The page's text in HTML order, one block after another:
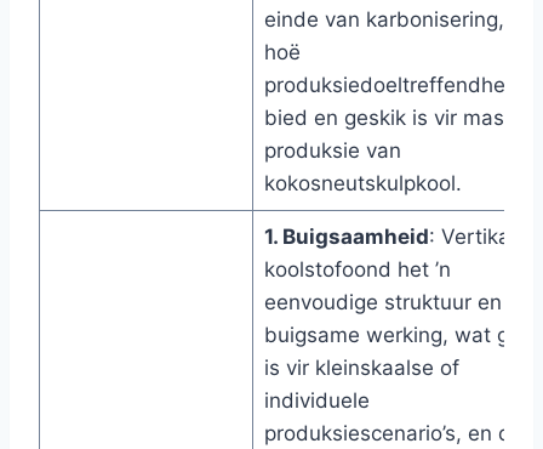
einde van karbonisering,
hoë
produksiedoeltreffendheid
bied en geskik is vir massa-
produksie van
kokosneutskulpkool.
1. Buigsaamheid: Vertikale
koolstofoond het ’n
eenvoudige struktuur en
buigsame werking, wat
is vir kleinskaalse of
individuele
produksiescenario’s, en die